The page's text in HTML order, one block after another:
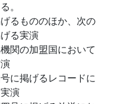
。
るもののほか、次の
る実演
関の加盟国において
に掲げるレコードに
演